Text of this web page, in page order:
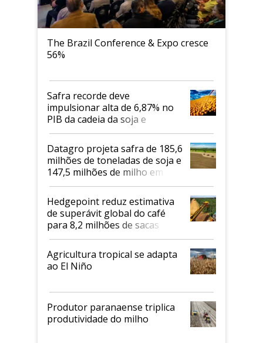
The Brazil Conference & Expo cresce
56%
Safra recorde deve
impulsionar alta de 6,87% no
PIB da cadeia da soja e
biodiesel em 2026
Datagro projeta safra de 185,6
milhões de toneladas de soja e
147,5 milhões de milho em
2026/27
Hedgepoint reduz estimativa
de superávit global do café
para 8,2 milhões de sacas
Agricultura tropical se adapta
ao El Niño
Produtor paranaense triplica
produtividade do milho